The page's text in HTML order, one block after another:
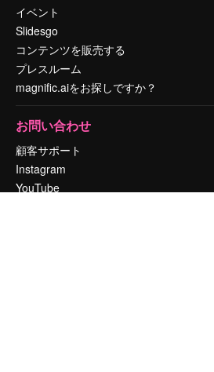
イベント
Slidesgo
コンテンツを販売する
プレスルーム
magnific.aiをお探しですか？
お問い合わせ
顧客サポート
Instagram
YouTube